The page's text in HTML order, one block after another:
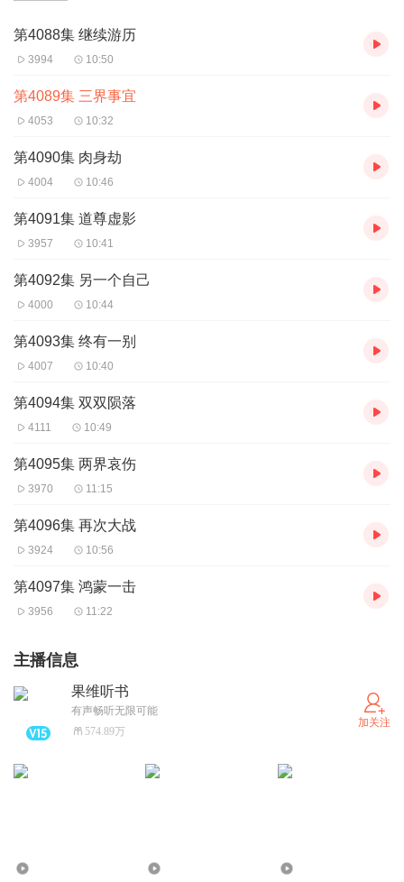
第4088集 继续游历
3994 10:50
第4089集 三界事宜
4053 10:32
第4090集 肉身劫
4004 10:46
第4091集 道尊虚影
3957 10:41
第4092集 另一个自己
4000 10:44
第4093集 终有一别
4007 10:40
第4094集 双双陨落
4111 10:49
第4095集 两界哀伤
3970 11:15
第4096集 再次大战
3924 10:56
第4097集 鸿蒙一击
3956 11:22
主播信息
果维听书
有声畅听无限可能
574.89万
加关注